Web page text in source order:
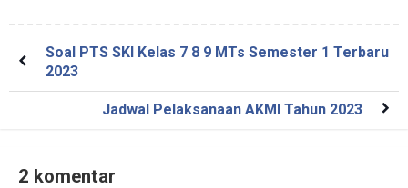
Soal PTS SKI Kelas 7 8 9 MTs Semester 1 Terbaru
2023
Jadwal Pelaksanaan AKMI Tahun 2023
2 komentar